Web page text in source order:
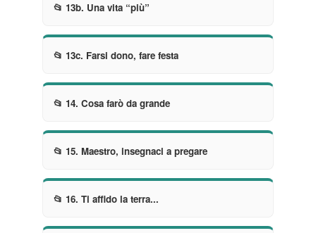
📂 13b. Una vita “più”
📂 13c. Farsi dono, fare festa
📂 14. Cosa farò da grande
📂 15. Maestro, insegnaci a pregare
📂 16. Ti affido la terra...